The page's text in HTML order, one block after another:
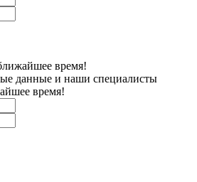
время!
данные и наши специалисты
время!